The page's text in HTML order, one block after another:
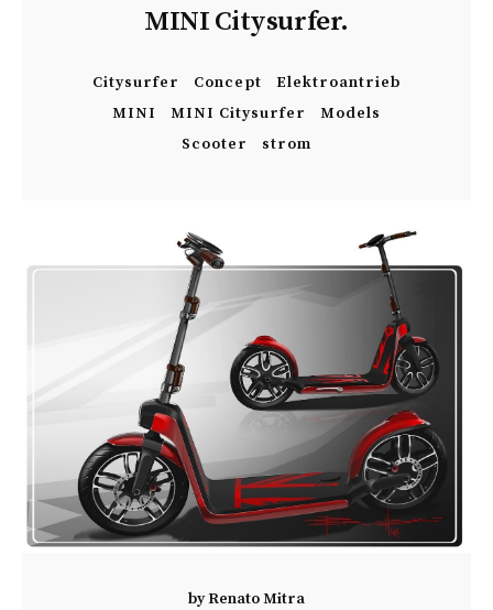
MINI Citysurfer.
Citysurfer Concept
Elektroantrieb
MINI
MINI Citysurfer
Models
Scooter
strom
byRenato Mitra